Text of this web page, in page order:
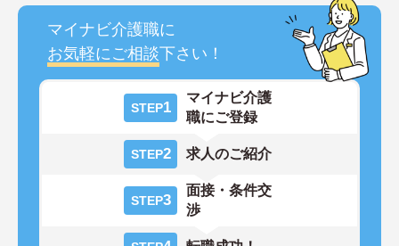
マイナビ介護職に
お気軽にご相談下さい！
STEP1
マイナビ介護
職にご登録
STEP2 求人のご紹介
STEP3
面接・条件交
渉